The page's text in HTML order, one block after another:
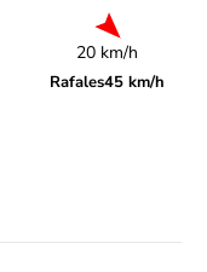
20 km/h
Rafales45 km/h